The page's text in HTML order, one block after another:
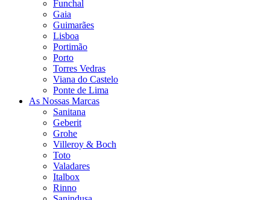
Funchal
Gaia
Guimarães
Lisboa
Portimão
Porto
Torres Vedras
Viana do Castelo
Ponte de Lima
As Nossas Marcas
Sanitana
Geberit
Grohe
Villeroy & Boch
Toto
Valadares
Italbox
Rinno